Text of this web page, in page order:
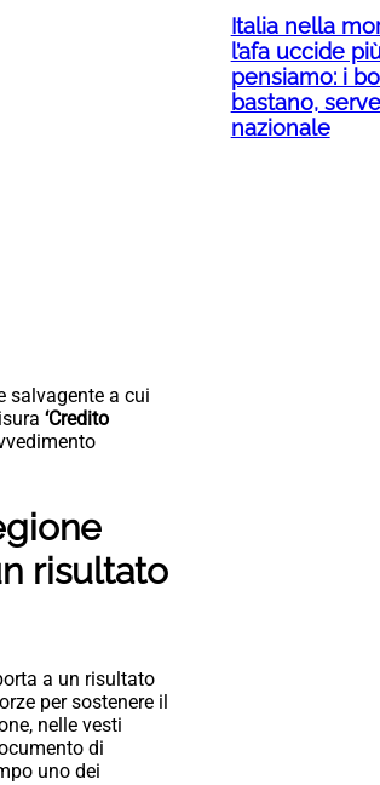
salvagente a cui
‘Credito
risultato
a un risultato
per sostenere il
nelle vesti
di
uno dei
Italia nella
l’afa uccide
pensiamo: i
bastano,
nazionale